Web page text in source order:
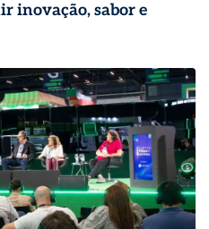
inovação, sabor e